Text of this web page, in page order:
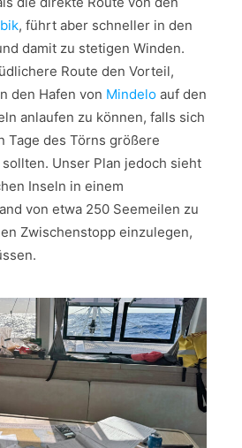
, führt aber schneller in den
damit zu stetigen Winden.
Route den Vorteil,
den Hafen von Mindelo auf den
anlaufen zu können, falls sich
Tage des Törns größere
Unser Plan jedoch sieht
Inseln in einem
von etwa 250 Seemeilen zu
Zwischenstopp einzulegen,